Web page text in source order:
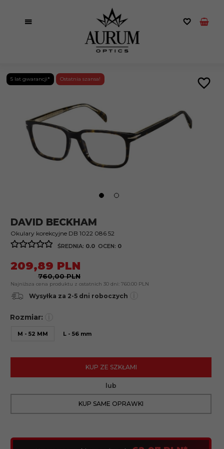
5 lat gwarancji* Ostatnia szansa!
DAVID BECKHAM
Okulary korekcyjne DB 1022 086 52
ŚREDNIA: 0.0 OCEN: 0
Rozmiar:
M - 52 MM L - 56 mm
209,89 PLN
760,00 PLN
Najniższa cena produktu z ostatnich 30 dni: 760.00 PLN
Wysyłka za 2-5 dni roboczych
KUP ZE SZKŁAMI
lub
KUP SAME OPRAWKI